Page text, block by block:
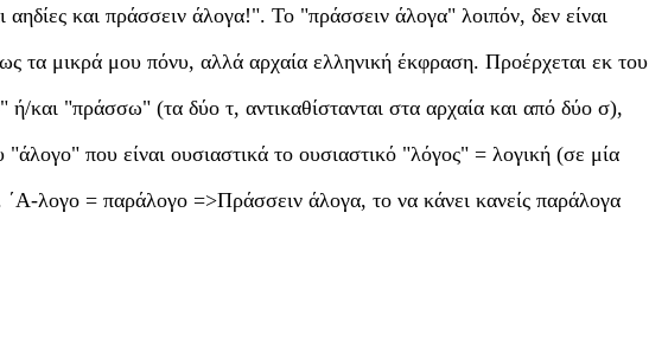
και πράσσειν άλογα!". Το "πράσσειν άλογα" λοιπόν, δεν είναι
τα μικρά μου πόνυ, αλλά αρχαία ελληνική έκφραση. Προέρχεται εκ του
και "πράσσω" (τα δύο τ, αντικαθίστανται στα αρχαία και από δύο σ),
"άλογο" που είναι ουσιαστικά το ουσιαστικό "λόγος" = λογική (σε μία
΄Α-λογο = παράλογο =>Πράσσειν άλογα, το να κάνει κανείς παράλογα